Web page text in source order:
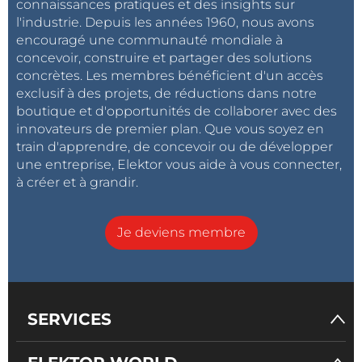
connaissances pratiques et des insights sur
l'industrie. Depuis les années 1960, nous avons
encouragé une communauté mondiale à
concevoir, construire et partager des solutions
concrètes. Les membres bénéficient d'un accès
exclusif à des projets, de réductions dans notre
boutique et d'opportunités de collaborer avec des
innovateurs de premier plan. Que vous soyez en
train d'apprendre, de concevoir ou de développer
une entreprise, Elektor vous aide à vous connecter,
à créer et à grandir.
Je deviens membre
SERVICES